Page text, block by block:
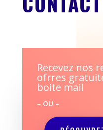
Recevez nos
ofrres
boite mail
– OU –